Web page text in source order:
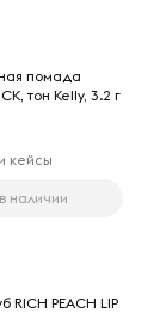
помада
тон Kelly, 3.2 г
кейсы
наличии
RICH PEACH LIP